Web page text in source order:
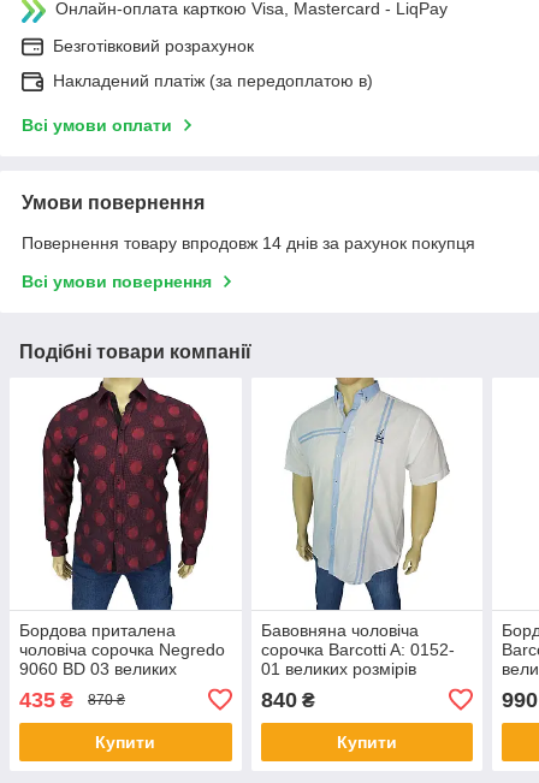
Онлайн-оплата карткою Visa, Mastercard - LiqPay
Безготівковий розрахунок
Накладений платіж (за передоплатою в)
Всі умови оплати
Умови повернення
Повернення товару впродовж 14 днів за рахунок покупця
Всі умови повернення
Подібні товари компанії
Бордова приталена
чоловіча сорочка Negredo
9060 BD 03 великих
435 ₴ 870 ₴
Купити
Бавовняна чоловіча
сорочка Barcotti A: 0152-
01 великих розмірів
840₴
Купити
990